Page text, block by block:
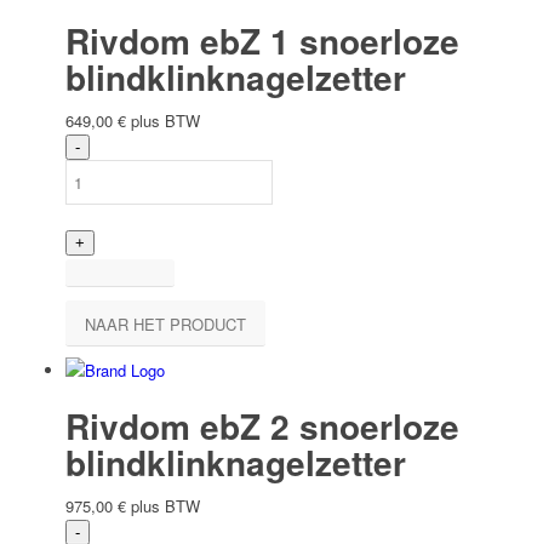
Rivdom ebZ 1 snoerloze
blindklinknagelzetter
649,00 € plus BTW
NAAR HET PRODUCT
Rivdom ebZ 2 snoerloze
blindklinknagelzetter
975,00 € plus BTW